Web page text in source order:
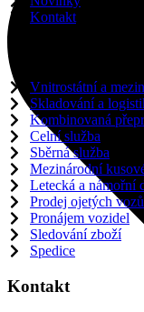
Kontakt
Služby
Vnitrostátní a
Skladování a
Kombinovaná
Celní služba
Sběrná služba
Mezinárodní
Letecká a námořní
Prodej ojetých vozů
Pronájem vozidel
Sledování zboží
Spedice
Kontakt